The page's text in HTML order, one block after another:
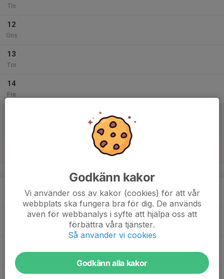
Tis
12
Ons
13
Tor
14
Fre
Ons
Godkänn kakor
Vi använder oss av kakor (cookies) för att vår
webbplats ska fungera bra för dig. De används
även för webbanalys i syfte att hjälpa oss att
förbättra våra tjänster.
Så använder vi cookies
Godkänn alla kakor